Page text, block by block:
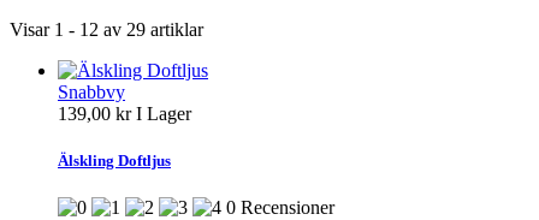
Visar 1 - 12 av 29 artiklar
Snabbvy
139,00 krI Lager
Älskling Doftljus
0 Recensioner